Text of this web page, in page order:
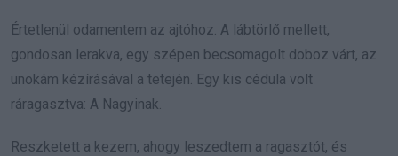
Értetlenül odamentem az ajtóhoz. A lábtörlő mellett,
gondosan lerakva, egy szépen becsomagolt doboz várt, az
unokám kézírásával a tetején. Egy kis cédula volt
ráragasztva: A Nagyinak.
Reszketett a kezem, ahogy leszedtem a ragasztót, és